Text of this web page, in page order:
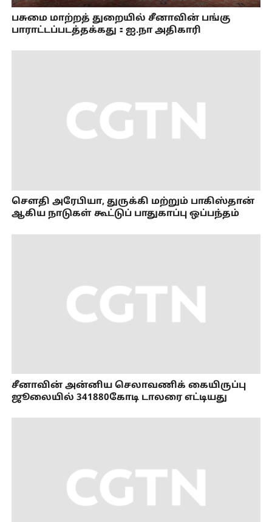
பசுமை மாற்றத் துறையில் சீனாவின் பங்கு
பாராட்டப்படத்தக்கது：ஐ.நா அதிகாரி
செளதி அரேபியா, துருக்கி மற்றும் பாகிஸ்தான்
ஆகிய நாடுகள் கூட்டுப் பாதுகாப்பு ஒப்பந்தம்
சீனாவின் அன்னிய செலாவணிக் கையிருப்பு
ஜூலையில் 341880கோடி டாலரை எட்டியது